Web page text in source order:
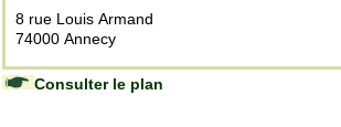
8 rue Louis Armand
74000 Annecy
Consulter le plan